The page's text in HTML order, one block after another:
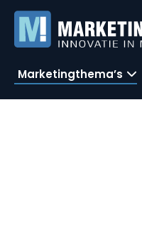
Marketingthema’s